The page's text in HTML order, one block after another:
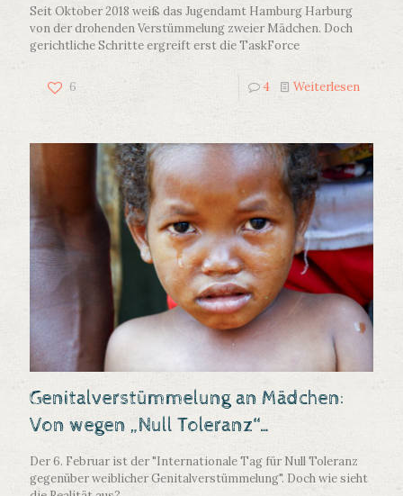
Seit Oktober 2018 weiß das Jugendamt Hamburg Harburg
von der drohenden Verstümmelung zweier Mädchen. Doch
gerichtliche Schritte ergreift erst die TaskForce
6 4 Weiterlesen
Genitalverstümmelung an Mädchen:
Von wegen „Null Toleranz“…
Der 6. Februar ist der "Internationale Tag für Null Toleranz
gegenüber weiblicher Genitalverstümmelung". Doch wie sieht